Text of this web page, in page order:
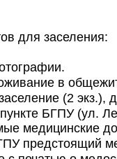
для заселения:
в
(2
БГПУ (ул.
медицинские
предстоящий